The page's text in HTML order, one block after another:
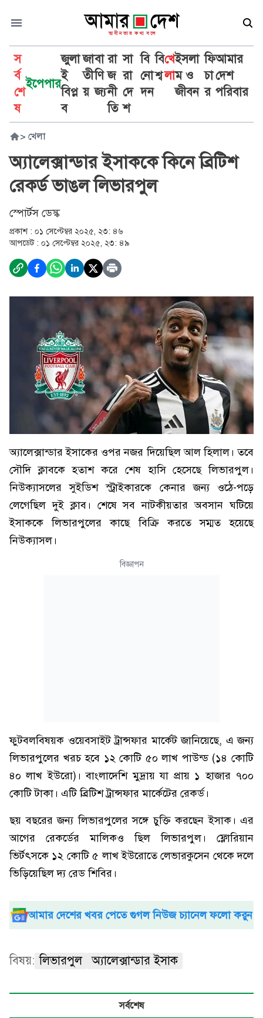
স
র্ব
শে
ষ
ইপেপার
জুলা
ই
বিপ্ল
ব
জা
তী
য়
বা
ণি
জ্য
রা
জ
নী
তি
সা
রা
দে
শ
বি
নো
দন
বি
শ্ব
খে
লা
ইসলা
ম ও
জীবন
ফি
চা
র
আমার
দেশ
পরিবার
> খেলা
অ্যালেক্সান্ডার ইসাককে কিনে ব্রিটিশ
রেকর্ড ভাঙল লিভারপুল
স্পোর্টস ডেস্ক
প্রকাশ : ০১ সেপ্টেম্বর ২০২৫, ২৩: ৪৬
আপডেট : ০১ সেপ্টেম্বর ২০২৫, ২৩: ৪৯
অ্যালেক্সান্ডার ইসাকের ওপর নজর দিয়েছিল আল হিলাল। তবে
সৌদি ক্লাবকে হতাশ করে শেষ হাসি হেসেছে লিভারপুল।
নিউক্যাসলের সুইডিশ স্ট্রাইকারকে কেনার জন্য ওঠে-পড়ে
লেগেছিল দুই ক্লাব। শেষে সব নাটকীয়তার অবসান ঘটিয়ে
ইসাককে লিভারপুলের কাছে বিক্রি করতে সম্মত হয়েছে
নিউক্যাসল।
বিজ্ঞাপন
ফুটবলবিষয়ক ওয়েবসাইট ট্রান্সফার মার্কেট জানিয়েছে, এ জন্য
লিভারপুলের খরচ হবে ১২ কোটি ৫০ লাখ পাউন্ড (১৪ কোটি
৪০ লাখ ইউরো)। বাংলাদেশি মুদ্রায় যা প্রায় ১ হাজার ৭০০
কোটি টাকা। এটি ব্রিটিশ ট্রান্সফার মার্কেটের রেকর্ড।
ছয় বছরের জন্য লিভারপুলের সঙ্গে চুক্তি করছেন ইসাক। এর
আগের রেকর্ডের মালিকও ছিল লিভারপুল। ফ্লোরিয়ান
ভির্টৎসকে ১২ কোটি ৫ লাখ ইউরোতে লেভারকুসেন থেকে দলে
ভিড়িয়েছিল দ্য রেড শিবির।
আমার দেশের খবর পেতে গুগল নিউজ চ্যানেল ফলো করুন
বিষয়: লিভারপুল অ্যালেক্সান্ডার ইসাক
সর্বশেষ